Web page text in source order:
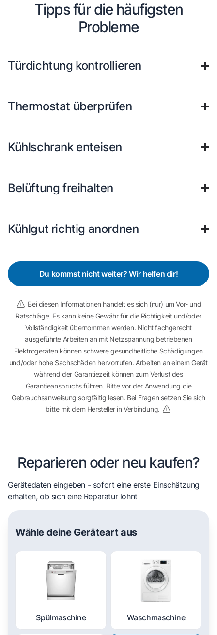
Tipps für die häufigsten
Probleme
Türdichtung kontrollieren
Thermostat überprüfen
Kühlschrank enteisen
Belüftung freihalten
Kühlgut richtig anordnen
Du kommst nicht weiter? Wir helfen dir!
Bei diesen Informationen handelt es sich (nur) um Vor- und
Ratschläge. Es kann keine Gewähr für die Richtigkeit und/oder
Vollständigkeit übernommen werden. Nicht fachgerecht
ausgeführte Arbeiten an mit Netzspannung betriebenen
Elektrogeräten können schwere gesundheitliche Schädigungen
und/oder hohe Sachschäden hervorrufen. Arbeiten an einem Gerät
während der Garantiezeit können zum Verlust des
Garantieanspruchs führen. Bitte vor der Anwendung die
Gebrauchsanweisung sorgfältig lesen. Bei Fragen setzen Sie sich
bitte mit dem Hersteller in Verbindung.
Reparieren oder neu kaufen?
Gerätedaten eingeben - sofort eine erste Einschätzung
erhalten, ob sich eine Reparatur lohnt
Wähle deine Geräteart aus
Spülmaschine Waschmaschine